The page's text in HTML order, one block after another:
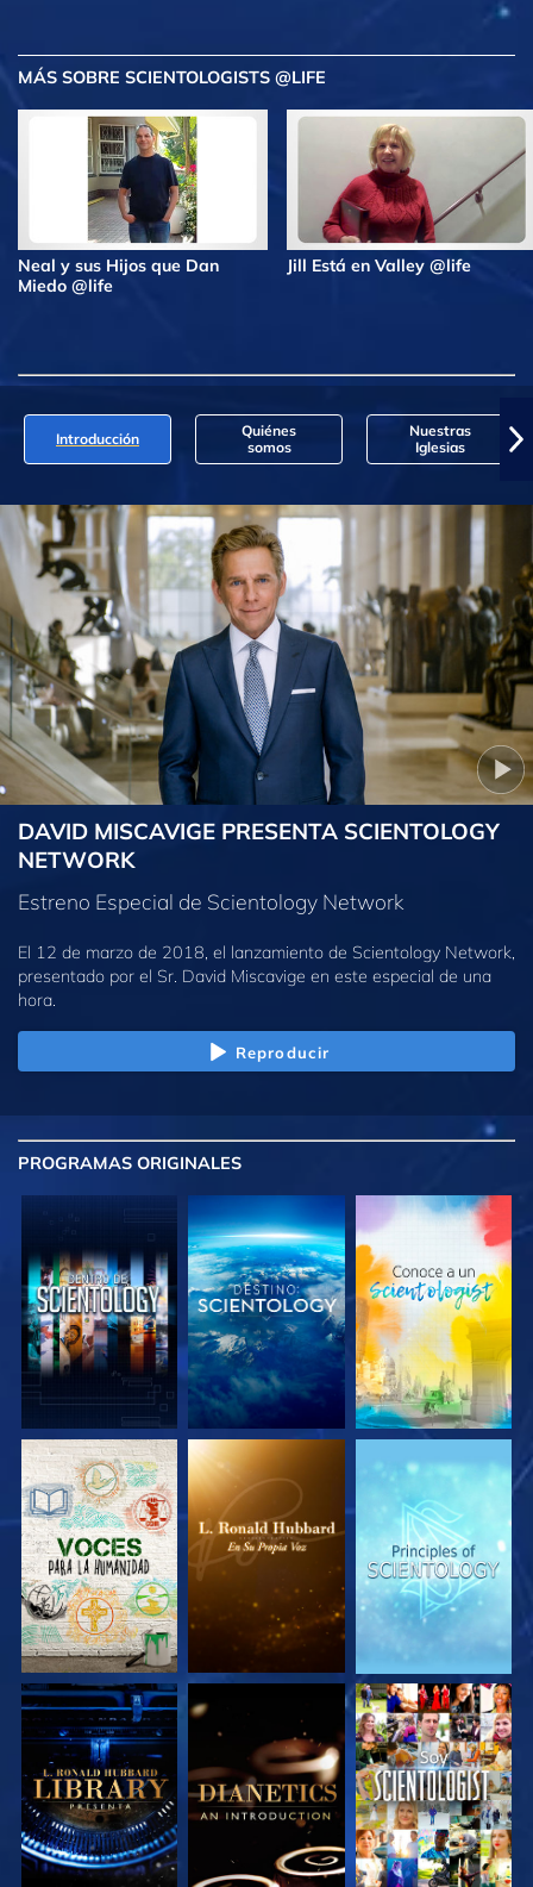
MÁS SOBRE SCIENTOLOGISTS @LIFE
Neal y sus Hijos que Dan
Miedo @life
Jill Está en Valley @life
Introducción
Quiénes
somos
Nuestras
Iglesias
DAVID MISCAVIGE PRESENTA SCIENTOLOGY
NETWORK
Estreno Especial de Scientology Network
El 12 de marzo de 2018, el lanzamiento de Scientology Network,
presentado por el Sr. David Miscavige en este especial de una
hora.
Reproducir
PROGRAMAS ORIGINALES
EXPLORA LAS
SERIES
EXPLORA LAS
SERIES
EXPLORA LAS
SERIES
EXPLORA LAS
SERIES
EXPLORA LAS
SERIES
VE